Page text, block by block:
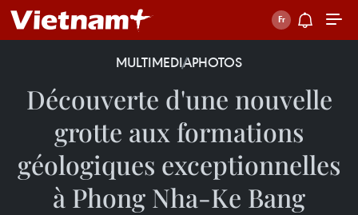
MULTIMEDIAPHOTOS
Découverte d'une nouvelle
grotte aux formations
géologiques exceptionnelles
à Phong Nha-Ke Bang